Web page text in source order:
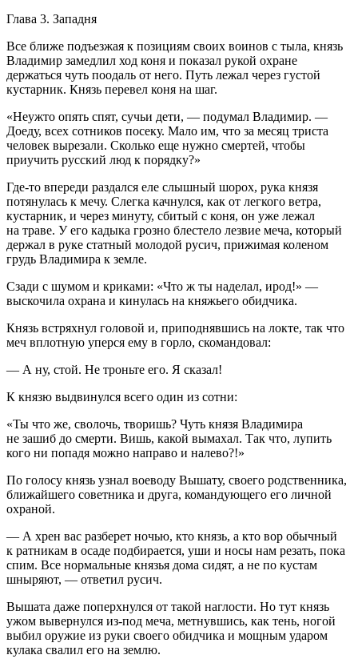
Глава 3. Западня
Все ближе подъезжая к позициям своих воинов с тыла, князь
Владимир замедлил ход коня и показал рукой охране
держаться чуть поодаль от него. Путь лежал через густой
кустарник. Князь перевел коня на шаг.
«Неужто опять спят, сучьи дети, — подумал Владимир. —
Доеду, всех сотников посеку. Мало им, что за месяц триста
человек вырезали. Сколько еще нужно смертей, чтобы
приучить русский люд к порядку?»
Где-то впереди раздался еле слышный шорох, рука князя
потянулась к мечу. Слегка качнулся, как от легкого ветра,
кустарник, и через минуту, сбитый с коня, он уже лежал
на траве. У его кадыка грозно блестело лезвие меча, который
держал в руке статный молодой русич, прижимая коленом
грудь Владимира к земле.
Сзади с шумом и криками: «Что ж ты наделал, ирод!» —
выскочила охрана и кинулась на княжьего обидчика.
Князь встряхнул головой и, приподнявшись на локте, так что
меч вплотную уперся ему в горло, скомандовал:
— А ну, стой. Не троньте его. Я сказал!
К князю выдвинулся всего один из сотни:
«Ты что же, сволочь, творишь? Чуть князя Владимира
не зашиб до смерти. Вишь, какой вымахал. Так что, лупить
кого ни попадя можно направо и налево?!»
По голосу князь узнал воеводу Вышату, своего родственника,
ближайшего советника и друга, командующего его личной
охраной.
— А хрен вас разберет ночью, кто князь, а кто вор обычный
к ратникам в осаде подбирается, уши и носы нам резать, пока
спим. Все нормальные князья дома сидят, а не по кустам
шныряют, — ответил русич.
Вышата даже поперхнулся от такой наглости. Но тут князь
ужом вывернулся из-под меча, метнувшись, как тень, ногой
выбил оружие из руки своего обидчика и мощным ударом
кулака свалил его на землю.